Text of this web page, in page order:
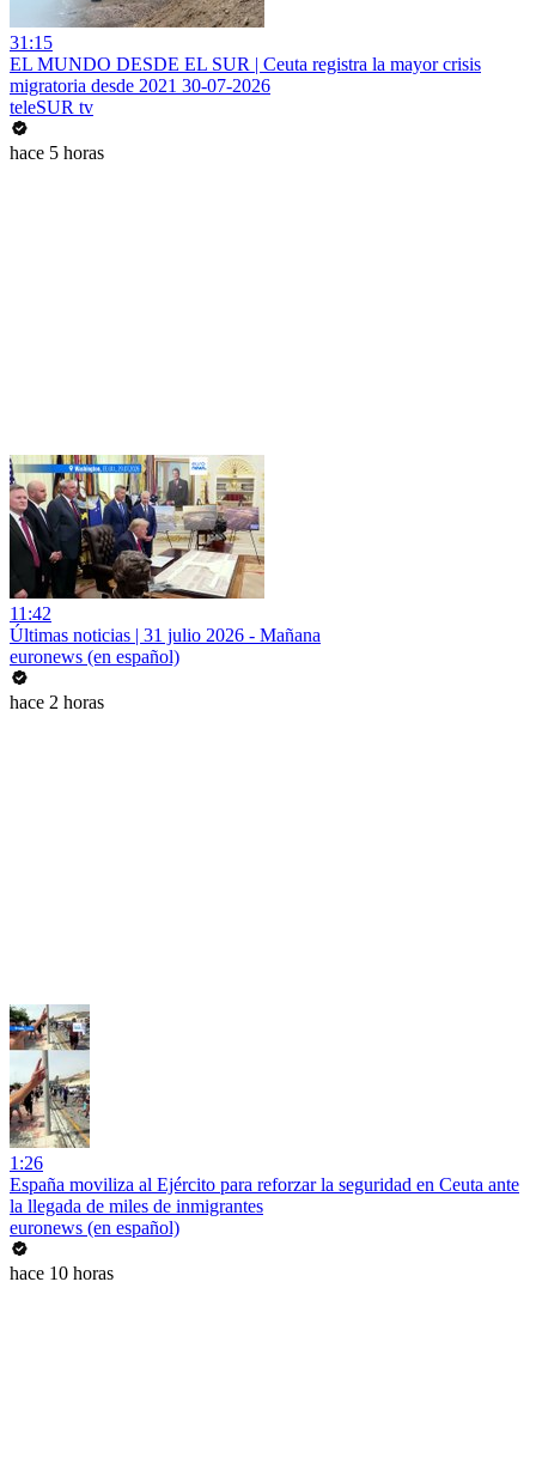
31:15
EL MUNDO DESDE EL SUR | Ceuta registra la mayor crisis
migratoria desde 2021 30-07-2026
teleSUR tv
hace 5 horas
11:42
Últimas noticias | 31 julio 2026 - Mañana
euronews (en español)
hace 2 horas
1:26
España moviliza al Ejército para reforzar la seguridad en Ceuta ante
la llegada de miles de inmigrantes
euronews (en español)
hace 10 horas